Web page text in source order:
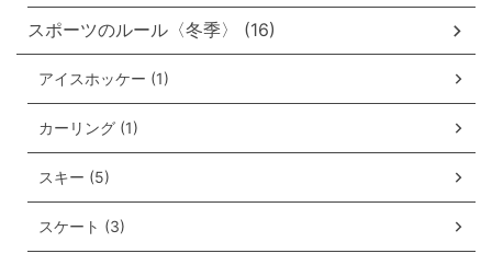
スポーツのルール〈冬季〉 (16)
アイスホッケー (1)
カーリング (1)
スキー (5)
スケート (3)